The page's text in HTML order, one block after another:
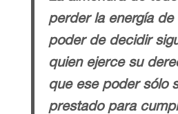
perder la energía de
poder de decidir
quien ejerce su
que ese poder sólo
prestado para